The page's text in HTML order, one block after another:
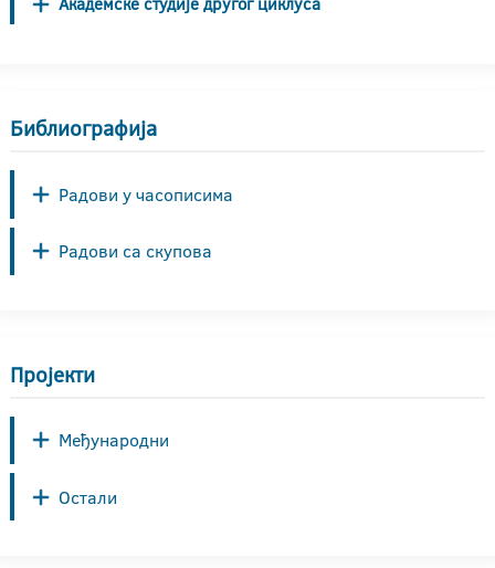
Библиографија
Радови у часописима
Радови са скупова
Пројекти
Међународни
Остали